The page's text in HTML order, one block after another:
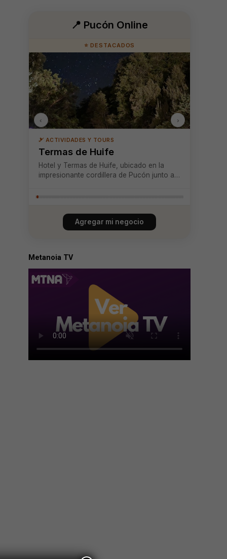
📍 Pucón Online
⭐ DESTACADOS
🎿 ACTIVIDADES Y TOURS
Termas de Huife
Hotel y Termas de Huife, ubicado en la
impresionante cordillera de Pucón junto al
infraestructura incluye un acogedor hotel,
‹ ›
Agregar mi negocio
Metanoia TV